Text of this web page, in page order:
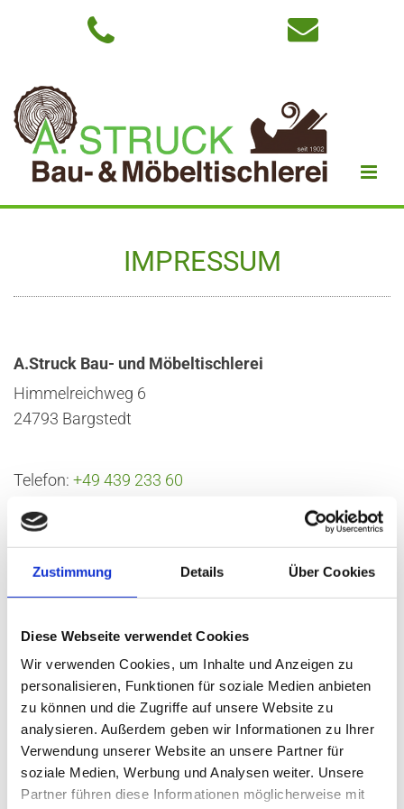
Zustimmung Details Über Cookies
Diese Webseite verwendet Cookies
Wir verwenden Cookies, um Inhalte und Anzeigen zu
personalisieren, Funktionen für soziale Medien anbieten
zu können und die Zugriffe auf unsere Website zu
analysieren. Außerdem geben wir Informationen zu Ihrer
Verwendung unserer Website an unsere Partner für
soziale Medien, Werbung und Analysen weiter. Unsere
Partner führen diese Informationen möglicherweise mit
 
IMPRESSUM
A.Struck Bau- und Möbeltischlerei
Himmelreichweg 6
24793 Bargstedt
Telefon: +49 439 233 60
Geschäftsführer:
André Struck
Rechtlicher Hinweis: Die EU hat ein Online-Verfahren
zur Beilegung von Streitigkeiten zwischen
Unternehmern und Verbrauchern geschaffen.
Informationen dazu finden Sie